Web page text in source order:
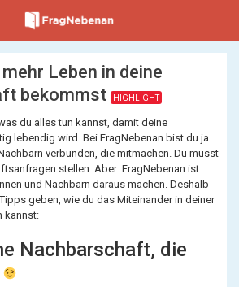
Leben in deine
bekommst
HIGHLIGHT
du alles tun kannst, damit deine
lebendig wird. Bei FragNebenan bist du ja
verbunden, die mitmachen. Du musst
stellen. Aber: FragNebenan ist
und Nachbarn daraus machen. Deshalb
geben, wie du das Miteinander in deiner
kannst:
Nachbarschaft, die